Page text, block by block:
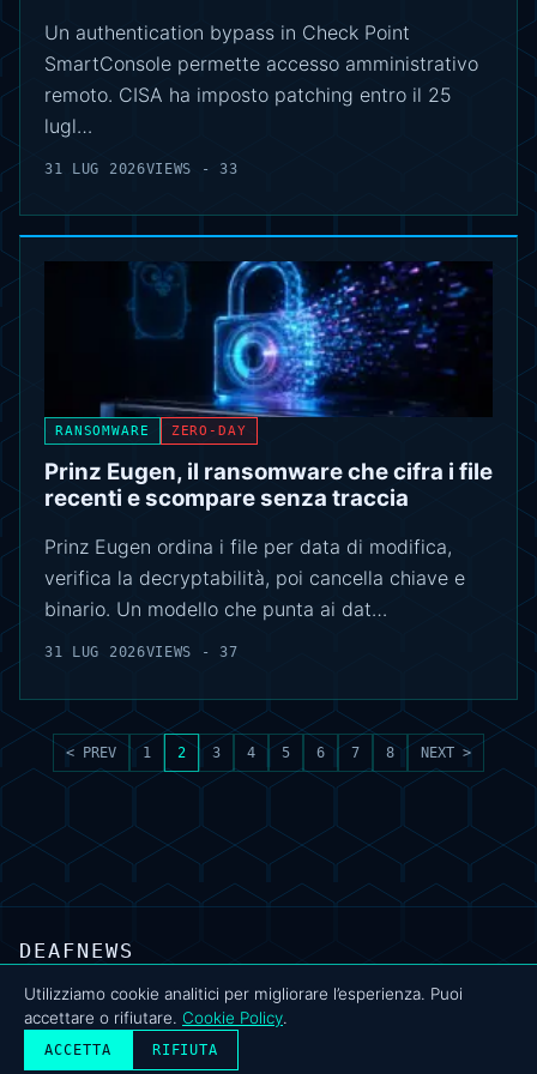
Un authentication bypass in Check Point
SmartConsole permette accesso amministrativo
remoto. CISA ha imposto patching entro il 25
lugl…
31 LUG 2026VIEWS - 33
RANSOMWARE ZERO-DAY
Prinz Eugen, il ransomware che cifra i file
recenti e scompare senza traccia
Prinz Eugen ordina i file per data di modifica,
verifica la decryptabilità, poi cancella chiave e
binario. Un modello che punta ai dat…
31 LUG 2026VIEWS - 37
< PREV 1 2 3 4 5 6 7 8 NEXT >
DEAFNEWS
CHI SIAMO·ARCHIVIO·FAQ·TERMINI·PRIVACY·COOKIE POLICY
· CONTATTI
© 2024–2026 DeafNews
Utilizziamo cookie analitici per migliorare l’esperienza. Puoi
accettare o rifiutare. Cookie Policy.
ACCETTA RIFIUTA